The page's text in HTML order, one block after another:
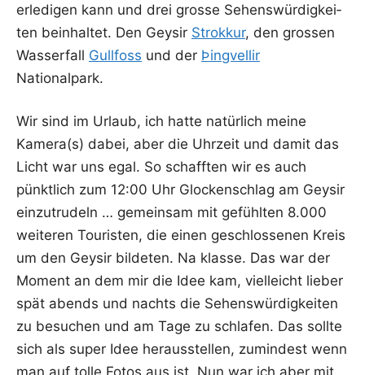
erle­di­gen kann und drei gros­se Sehens­wür­dig­kei­
ten beinhal­tet. Den Gey­sir Strok­kur, den gros­sen
Was­ser­fall Gull­foss und der Þing­vel­lir
Nationalpark.
Wir sind im Urlaub, ich hat­te natür­lich mei­ne
Kamera(s) dabei, aber die Uhr­zeit und damit das
Licht war uns egal. So schaff­ten wir es auch
pünkt­lich zum 12:00 Uhr Glo­cken­schlag am Gey­sir
ein­zu­tru­deln … gemein­sam mit gefühl­ten 8.000
wei­te­ren Tou­ris­ten, die einen geschlos­se­nen Kreis
um den Gey­sir bil­de­ten. Na klas­se. Das war der
Moment an dem mir die Idee kam, viel­leicht lie­ber
spät abends und nachts die Sehens­wür­dig­kei­ten
zu besu­chen und am Tage zu schla­fen. Das soll­te
sich als super Idee her­aus­stel­len, zumin­dest wenn